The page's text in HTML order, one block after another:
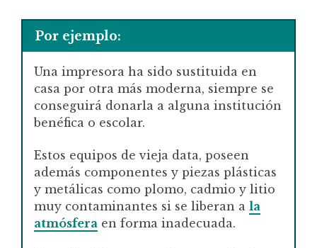
Por ejemplo:
Una impresora ha sido sustituida en
casa por otra más moderna, siempre se
conseguirá donarla a alguna institución
benéfica o escolar.
Estos equipos de vieja data, poseen
además componentes y piezas plásticas
y metálicas como plomo, cadmio y litio
muy contaminantes si se liberan a la
atmósfera en forma inadecuada.